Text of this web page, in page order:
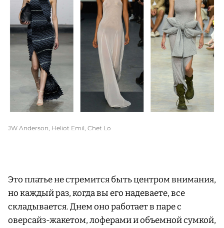
JW Anderson, Heliot Emil, Chet Lo
Это платье не стремится быть центром внимания,
но каждый раз, когда вы его надеваете, все
складывается. Днем оно работает в паре с
оверсайз-жакетом, лоферами и объемной сумкой,